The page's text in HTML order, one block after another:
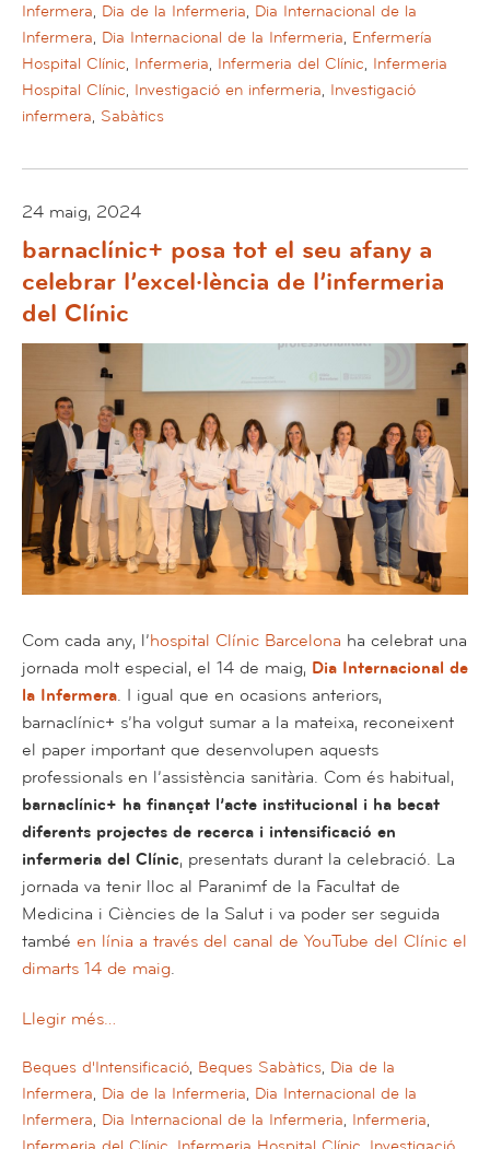
Infermera, Dia de la Infermeria, Dia Internacional de la
Infermera, Dia Internacional de la Infermeria, Enfermería
Hospital Clínic, Infermeria, Infermeria del Clínic, Infermeria
Hospital Clínic, Investigació en infermeria, Investigació
infermera, Sabàtics
24 maig, 2024
barnaclínic+ posa tot el seu afany a
celebrar l’excel·lència de l’infermeria
del Clínic
Com cada any, l’hospital Clínic Barcelona ha celebrat una
jornada molt especial, el 14 de maig, Dia Internacional de
la Infermera. I igual que en ocasions anteriors,
barnaclínic+ s’ha volgut sumar a la mateixa, reconeixent
el paper important que desenvolupen aquests
professionals en l’assistència sanitària. Com és habitual,
barnaclínic+ ha finançat l’acte institucional i ha becat
diferents projectes de recerca i intensificació en
infermeria del Clínic, presentats durant la celebració. La
jornada va tenir lloc al Paranimf de la Facultat de
Medicina i Ciències de la Salut i va poder ser seguida
també en línia a través del canal de YouTube del Clínic el
dimarts 14 de maig.
Llegir més…
Beques d'Intensificació, Beques Sabàtics, Dia de la
Infermera, Dia de la Infermeria, Dia Internacional de la
Infermera, Dia Internacional de la Infermeria, Infermeria,